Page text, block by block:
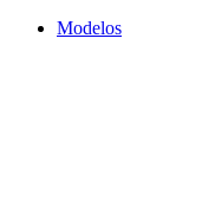
Modelos